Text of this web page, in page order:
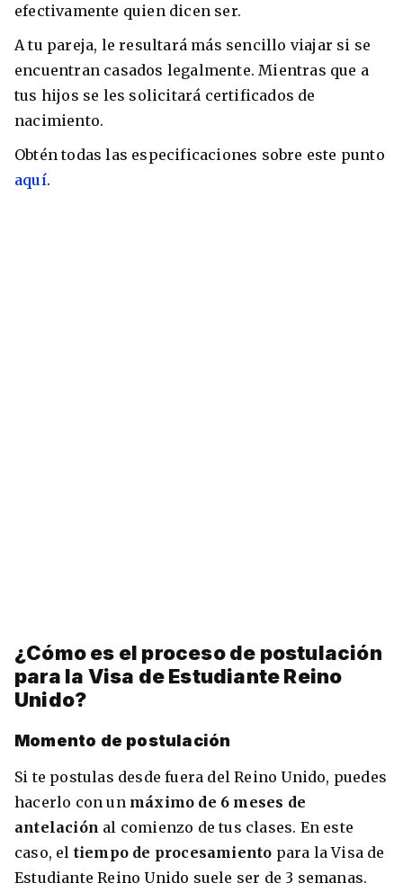
efectivamente quien dicen ser.
A tu pareja, le resultará más sencillo viajar si se
encuentran casados legalmente. Mientras que a
tus hijos se les solicitará certificados de
nacimiento.
Obtén todas las especificaciones sobre este punto
aquí.
¿Cómo es el proceso de postulación
para la Visa de Estudiante Reino
Unido?
Momento de postulación
Si te postulas desde fuera del Reino Unido, puedes
hacerlo con un máximo de 6 meses de
antelación al comienzo de tus clases. En este
caso, el tiempo de procesamiento para la Visa de
Estudiante Reino Unido suele ser de 3 semanas.